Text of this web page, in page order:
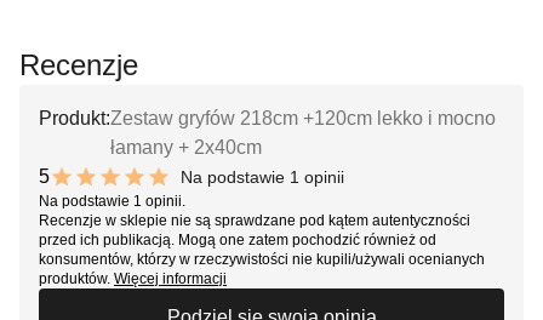
Recenzje
Produkt:Zestaw gryfów 218cm +120cm lekko i mocno
łamany + 2x40cm
5
10 out of 10 stars
Na podstawie 1 opinii
Na podstawie 1 opinii.
Recenzje w sklepie nie są sprawdzane pod kątem autentyczności
przed ich publikacją. Mogą one zatem pochodzić również od
konsumentów, którzy w rzeczywistości nie kupili/używali ocenianych
produktów. Więcej informacji